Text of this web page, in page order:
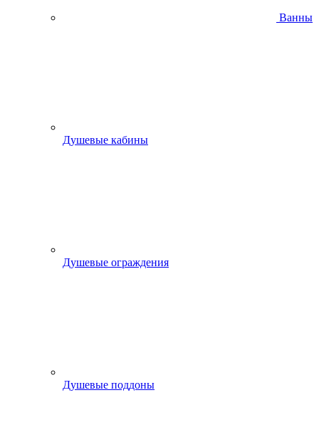
Ванны
Душевые кабины
Душевые ограждения
Душевые поддоны